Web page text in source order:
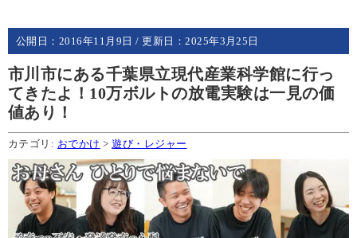
公開日： 2016年11月9日 / 更新日：2025年3月25日
市川市にある千葉県立現代産業科学館に行っ
てきたよ！10万ボルトの放電実験は一見の価
値あり！
カテゴリ: おでかけ >遊び・レジャー